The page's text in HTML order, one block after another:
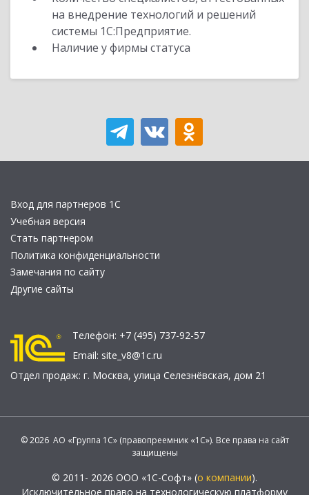
на внедрение технологий и решений
системы 1С:Предприятие.
Наличие у фирмы статуса
Вход для партнеров 1С
Учебная версия
Стать партнером
Политика конфиденциальности
Замечания по сайту
Другие сайты
Телефон: +7 (495) 737-92-57
Email: site_v8@1c.ru
Отдел продаж: г. Москва, улица Селезнёвская, дом 21
© 2026 АО «Группа 1С» (правопреемник «1С»). Все права на сайт
защищены
© 2011- 2026 ООО «1С-Софт» (о компании).
Исключительное право на технологическую платформу